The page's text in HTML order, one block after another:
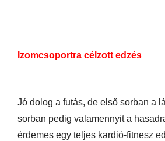
Izomcsoportra célzott edzés
Jó dolog a futás, de első sorban a
sorban pedig valamennyit a
érdemes egy teljes kardió-fitnesz